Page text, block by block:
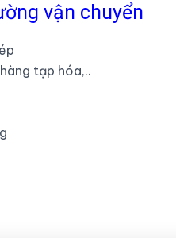
vận chuyển
tạp hóa,..